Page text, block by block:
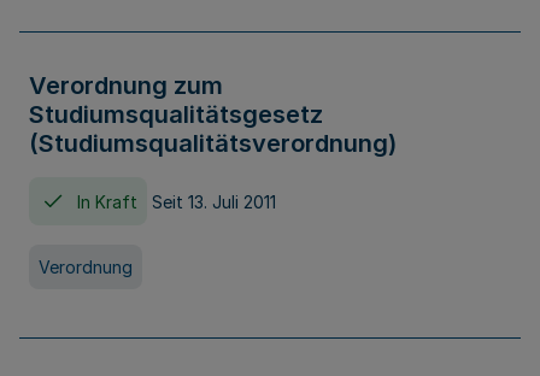
Verordnung zum
Studiumsqualitätsgesetz
(Studiumsqualitätsverordnung)
In Kraft Seit 13. Juli 2011
Verordnung